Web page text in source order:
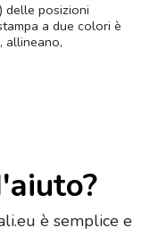
delle posizioni
a due colori è
allineano,
è semplice e